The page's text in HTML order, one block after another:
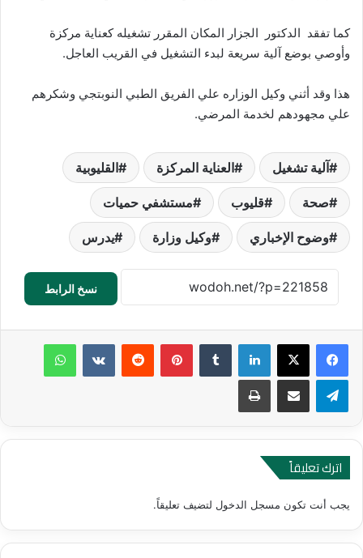
كما تفقد الدكتور الجزار المكان المقرر تشغيله كعناية مركزة
وأوصي بوضع آلية سريعة لبدء التشغيل في القريب العاجل.
هذا وقد أثني وكيل الوزاره علي الفريق الطبي النوبتجي وشكرهم
علي مجهودهم لخدمة المرضي.
آلية تشغيل العناية المركزة القليوبية
صحة قليوب مستشفي حميات
وضوح الإخباري وكيل وزارة يدرس
نسخ الرابط
لينكدإن بينتيريست
اترك تعليقاً
يجب أنت تكون مسجل الدخول لتضيف تعليقاً.